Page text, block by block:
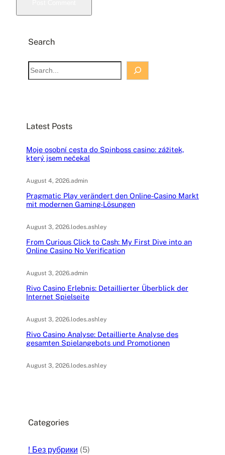
Search
S
e
h
Latest Posts
Moje osobní cesta do Spinboss casino: zážitek,
který jsem nečekal
August 4, 2026.admin
Pragmatic Play verändert den Online-Casino Markt
mit modernen Gaming-Lösungen
August 3, 2026.lodes.ashley
From Curious Click to Cash: My First Dive into an
Online Casino No Verification
August 3, 2026.admin
Rivo Casino Erlebnis: Detaillierter Überblick der
Internet Spielseite
August 3, 2026.lodes.ashley
Rivo Casino Analyse: Detaillierte Analyse des
gesamten Spielangebots und Promotionen
August 3, 2026.lodes.ashley
Categories
! Без рубрики (5)